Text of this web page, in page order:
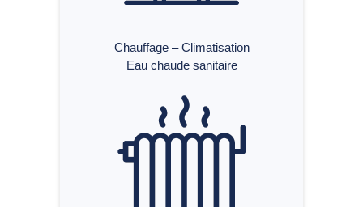
Chauffage – Climatisation
Eau chaude sanitaire